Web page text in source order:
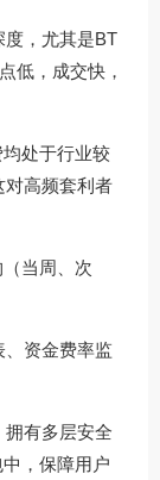
度，尤其是BT
低，成交快，
均处于行业较
对高频套利者
当周、次
、资金费率监
有多层安全
，保障用户